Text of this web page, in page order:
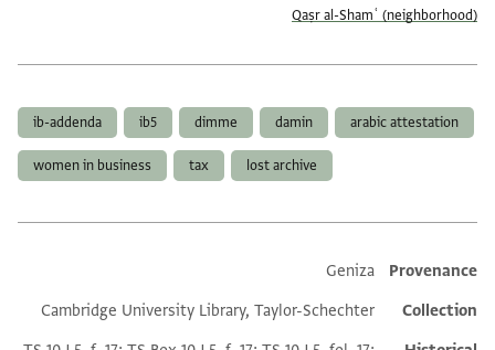
Qaṣr al-Shamʿ (neighborhood)
arabic attestation
damin
dimme
ib5
ib-addenda
lost archive
tax
women in business
Additional metadata
Provenance
Geniza
Collection
Cambridge University Library, Taylor-Schechter